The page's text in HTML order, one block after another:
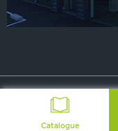
Catalogue
© 2026 COMERA